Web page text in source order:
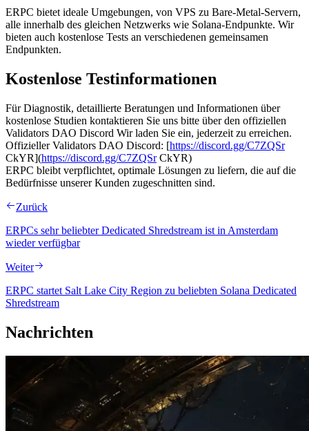
ERPC bietet ideale Umgebungen, von VPS zu Bare-Metal-Servern,
alle innerhalb des gleichen Netzwerks wie Solana-Endpunkte. Wir
bieten auch kostenlose Tests an verschiedenen gemeinsamen
Endpunkten.
Kostenlose Testinformationen
Für Diagnostik, detaillierte Beratungen und Informationen über
kostenlose Studien kontaktieren Sie uns bitte über den offiziellen
Validators DAO Discord Wir laden Sie ein, jederzeit zu erreichen.
Offizieller Validators DAO Discord: [https://discord.gg/C7ZQSr
CkYR](https://discord.gg/C7ZQSrCkYR)
ERPC bleibt verpflichtet, optimale Lösungen zu liefern, die auf die
Bedürfnisse unserer Kunden zugeschnitten sind.
Zurück
ERPCs sehr beliebter Dedicated Shredstream ist in Amsterdam
wieder verfügbar
Weiter
ERPC startet Salt Lake City Region zu beliebten Solana Dedicated
Shredstream
Nachrichten